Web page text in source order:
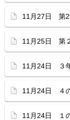
11月27日 第
11月25日 第
11月24日 ３
11月24日 ４
11月24日 １